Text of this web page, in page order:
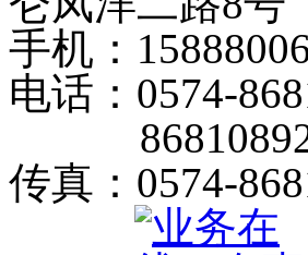
手机：
电话：0574-
传真：0574-